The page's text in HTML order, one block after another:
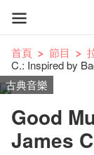
首頁 節目
C.: Inspired by
古典音樂
Good
James